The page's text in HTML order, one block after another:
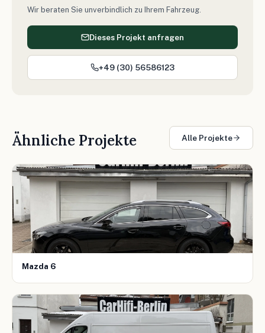
Wir beraten Sie unverbindlich zu Ihrem Fahrzeug.
Dieses Projekt anfragen
+49 (30) 56586123
Ähnliche Projekte Alle Projekte
Mazda 6